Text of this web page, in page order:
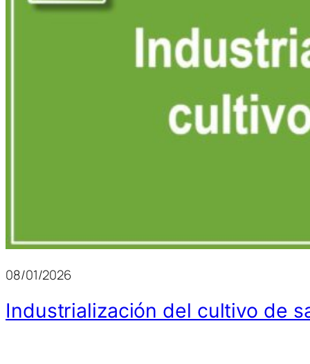
08/01/2026
Industrialización del cultivo de